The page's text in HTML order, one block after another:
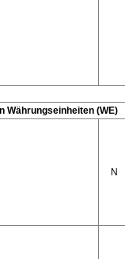
Währungseinheiten (WE)
N